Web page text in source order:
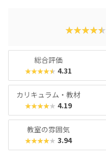
★★★★★
総合評価
★★★★★ 4.31
カリキュラム・教材
★★★★★ 4.19
教室の雰囲気
★★★★★ 3.94